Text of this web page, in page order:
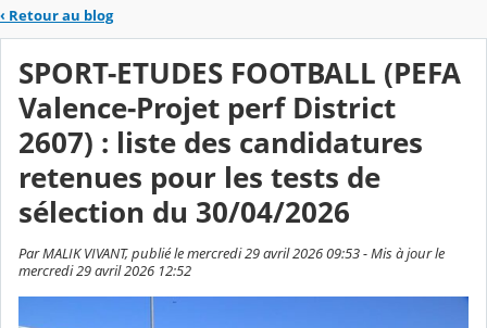
‹ Retour au blog
SPORT-ETUDES FOOTBALL (PEFA
Valence-Projet perf District
2607) : liste des candidatures
retenues pour les tests de
sélection du 30/04/2026
Par MALIK VIVANT, publié le mercredi 29 avril 2026 09:53 - Mis à jour le
mercredi 29 avril 2026 12:52